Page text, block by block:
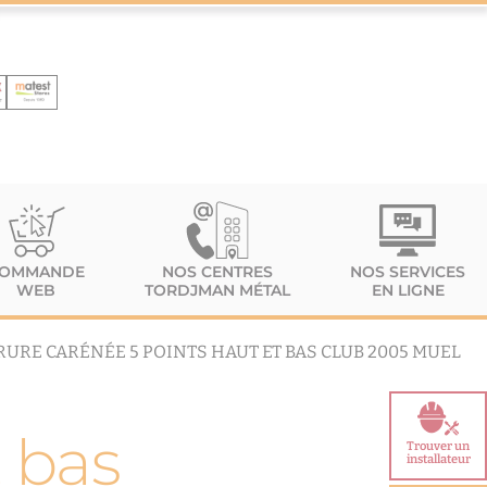
WEB
NOS CENTRES
TORDJMAN MÉTAL
NOS SERVICES
EN LIGNE
Trouver un
installateur
CARÉNÉE 5 POINTS HAUT ET BAS CLUB 2005 MUEL